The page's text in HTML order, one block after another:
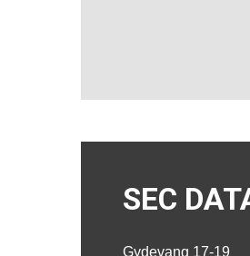
SEC
Gydevang 17-19